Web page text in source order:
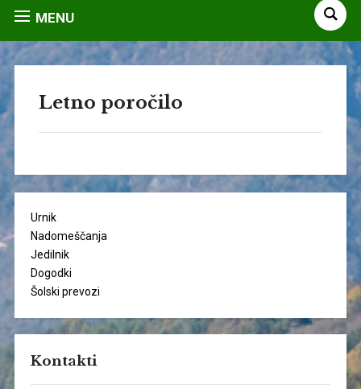
MENU
Urnik
Nadomeščanja
Jedilnik
Dogodki
Šolski prevozi
Kontakti
Letno poročilo